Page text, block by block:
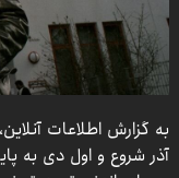
آذر شروع و اول دی به